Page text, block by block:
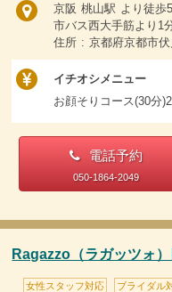
京阪 桃山駅 より徒歩
市バス西大手筋より1
住所 : 京都府京都市
イチオシメニュー
お顔そりコース(30分
電話予約
050-1864-2049
Ragazzo（ラガッツォ
女性スタッフ対応 ブライダル